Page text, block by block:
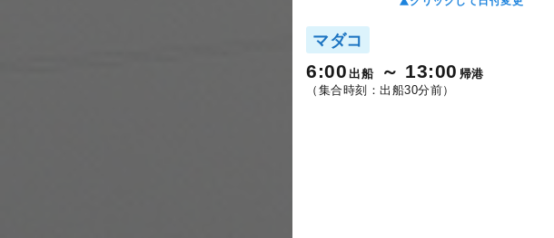
マダコ
6:00 出船 13:00 帰港
（集合時刻：出船30分前）